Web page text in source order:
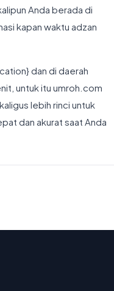
Anda berada di
kapan waktu adzan
dan di daerah
untuk itu umroh.com
lebih rinci untuk
dan akurat saat Anda